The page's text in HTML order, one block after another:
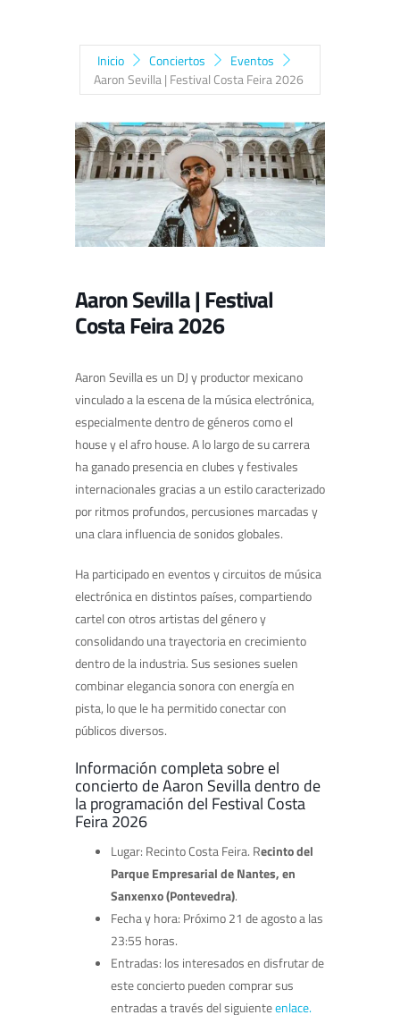
Inicio Conciertos
Eventos
Aaron Sevilla | Festival Costa Feira 2026
Aaron Sevilla | Festival
Costa Feira 2026
Aaron Sevillaes un DJ y productor mexicano
vinculado a la escena de la música electrónica,
especialmente dentro de géneros como el
house y el afro house. A lo largo de su carrera
ha ganado presencia en clubes y festivales
internacionales gracias a un estilo caracterizado
por ritmos profundos, percusiones marcadas y
una clara influencia de sonidos globales.
Ha participado en eventos y circuitos de música
electrónica en distintos países, compartiendo
cartel con otros artistas del género y
consolidando una trayectoria en crecimiento
dentro de la industria. Sus sesiones suelen
combinar elegancia sonora con energía en
pista, lo que le ha permitido conectar con
públicos diversos.
Información completa sobre el
concierto de Aaron Sevilla dentro de
la programación del Festival Costa
Feira 2026
Lugar: Recinto Costa Feira. Recinto del
Parque Empresarial de Nantes, en
Sanxenxo (Pontevedra).
Fecha y hora: Próximo 21 de agosto a las
23:55 horas.
Entradas: los interesados en disfrutar de
este concierto pueden comprar sus
entradas a través del siguienteenlace.